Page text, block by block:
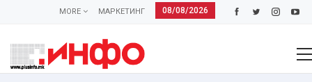
08/08/2026
МАРКЕТИНГ
MORE